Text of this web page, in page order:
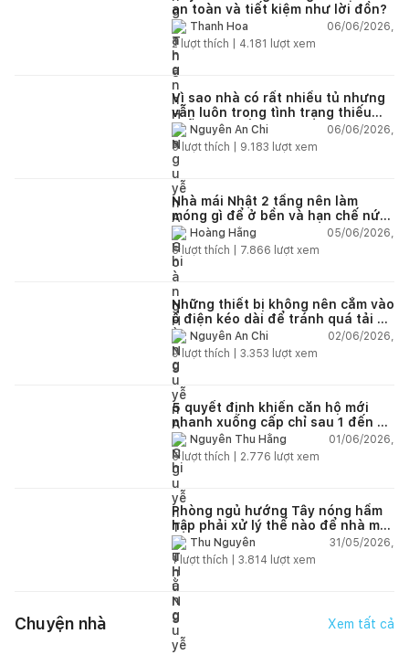
an toàn và tiết kiệm như lời đồn?
Thanh Hoa
06/06/2026,
2lượt thích | 4.181 lượt xem
Vì sao nhà có rất nhiều tủ nhưng
vẫn luôn trong tình trạng thiếu
chỗ chứa đồ?
Nguyễn An Chi
06/06/2026,
5lượt thích | 9.183 lượt xem
Nhà mái Nhật 2 tầng nên làm
móng gì để ở bền và hạn chế nứt
lún?Hoàng Hằng
05/06/2026,
5lượt thích | 7.866 lượt xem
Những thiết bị không nên cắm vào
ổ điện kéo dài để tránh quá tải và
chập cháy trong nhà
Nguyễn An Chi
02/06/2026,
9lượt thích | 3.353 lượt xem
5 quyết định khiến căn hộ mới
nhanh xuống cấp chỉ sau 1 đến 2
nămNguyễn Thu Hằng
01/06/2026,
5lượt thích | 2.776 lượt xem
Phòng ngủ hướng Tây nóng hầm
hập phải xử lý thế nào để nhà mát
hơn?Thu Nguyễn
31/05/2026,
1lượt thích | 3.814 lượt xem
Chuyện nhà Xem tất cả